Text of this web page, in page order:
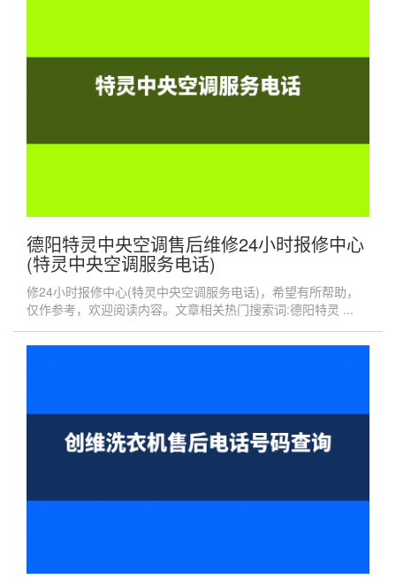
德阳特灵中央空调售后维修24小时报修中心
(特灵中央空调服务电话)
修24小时报修中心(特灵中央空调服务电话)，希望有所帮助，
仅作参考，欢迎阅读内容。文章相关热门搜索词:德阳特灵 ...